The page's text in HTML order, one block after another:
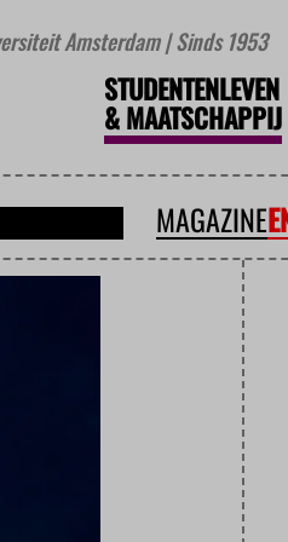
Amsterdam | Sinds 1953
STUDENTENLEVEN
&MAATSCHAPPIJ
MAGAZINE